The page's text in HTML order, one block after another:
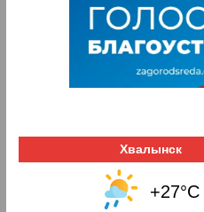
Хвалынск
+27°C